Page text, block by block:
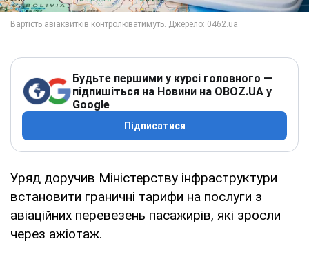
Будьте першими у курсі головного —
підпишіться на Новини на OBOZ.UA у
Google
Підписатися
Уряд доручив Міністерству інфраструктури
встановити граничні тарифи на послуги з
авіаційних перевезень пасажирів, які зросли
через ажіотаж.